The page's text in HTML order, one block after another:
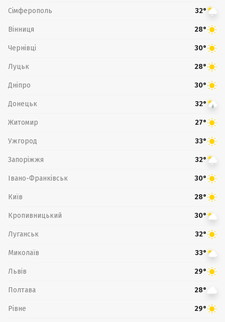
Сімферополь 32°
Вінниця 28°
Чернівці 30°
Луцьк 28°
Дніпро 30°
Донецьк 32°
Житомир 27°
Ужгород 33°
Запоріжжя 32°
Івано-Франківськ 30°
Київ 28°
Кропивницький 30°
Луганськ 32°
Миколаїв 33°
Львів 29°
Полтава 28°
Рівне 29°